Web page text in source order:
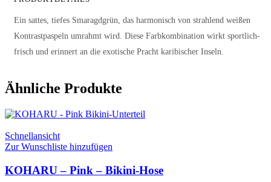
Ein sattes, tiefes Smaragdgrün, das harmonisch von strahlend weißen
Kontrastpaspeln umrahmt wird. Diese Farbkombination wirkt sportlich-
frisch und erinnert an die exotische Pracht karibischer Inseln.
Ähnliche Produkte
Schnellansicht
Zur Wunschliste hinzufügen
KOHARU – Pink – Bikini-Hose